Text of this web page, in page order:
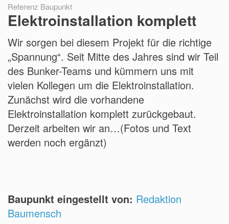
Referenz Baupunkt
Elektroinstallation komplett
Wir sorgen bei diesem Projekt für die richtige
„Spannung“. Seit Mitte des Jahres sind wir Teil
des Bunker-Teams und kümmern uns mit
vielen Kollegen um die Elektroinstallation.
Zunächst wird die vorhandene
Elektroinstallation komplett zurückgebaut.
Derzeit arbeiten wir an…(Fotos und Text
werden noch ergänzt)
Baupunkt eingestellt von: Redaktion
Baumensch